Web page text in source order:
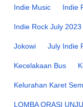
Indie Music Indie
Indie Rock July 2023
Jokowi July Indie
Kecelakaan Bus
Kelurahan Karet
LOMBA ORASI